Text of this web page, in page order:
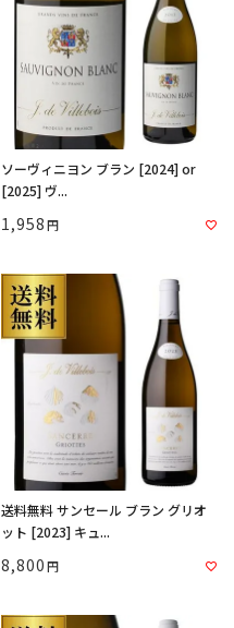
ソーヴィニヨン ブラン [2024] or
[2025] ヴ...
1,958
送料無料 サンセール ブラン グリオ
ット [2023] キュ...
8,800